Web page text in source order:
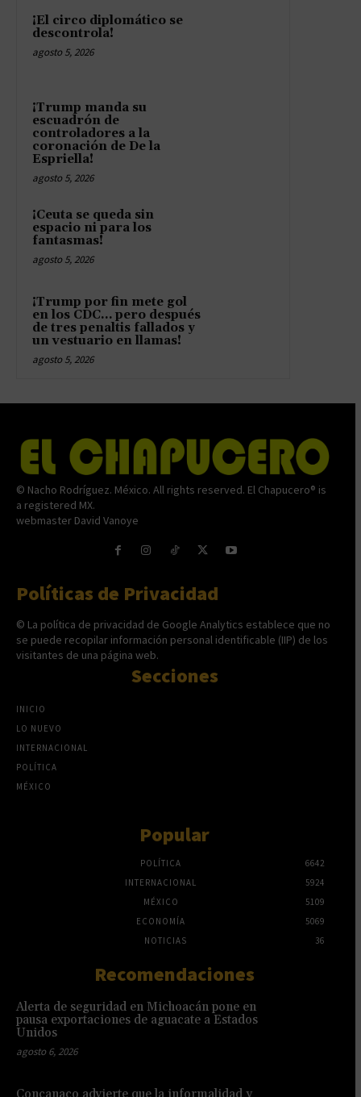
¡El circo diplomático se
descontrola!
agosto 5, 2026
¡Trump manda su
escuadrón de
controladores a la
coronación de De la
Espriella!
agosto 5, 2026
¡Ceuta se queda sin
espacio ni para los
fantasmas!
agosto 5, 2026
¡Trump por fin mete gol
en los CDC… pero después
de tres penaltis fallados y
un vestuario en llamas!
agosto 5, 2026
© Nacho Rodríguez. México. All rights reserved. El Chapucero® is
a registered MX.
webmaster David Vanoye
Políticas de Privacidad
© La política de privacidad de Google Analytics establece que no
se puede recopilar información personal identificable (IIP) de los
visitantes de una página web.
Secciones
INICIO
LO NUEVO
INTERNACIONAL
POLÍTICA
MÉXICO
Popular
POLÍTICA
6642
INTERNACIONAL
5924
MÉXICO
5109
ECONOMÍA
5069
NOTICIAS
36
Recomendaciones
Alerta de seguridad en Michoacán pone en
pausa exportaciones de aguacate a Estados
Unidos
agosto 6, 2026